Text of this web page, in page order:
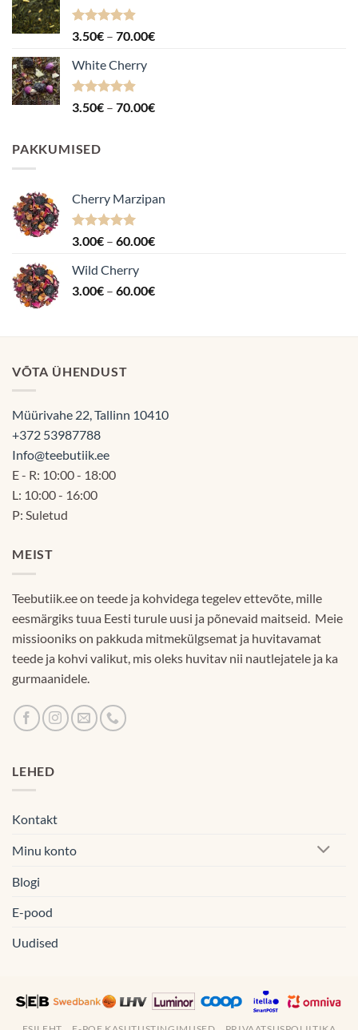
Hinnanguga
3.50€ – 70.00€Hinnavahemik:
White Cherry
Hinnanguga
3.50€ – 70.00€Hinnavahemik:
PAKKUMISED
Cherry Marzipan
Hinnanguga
3.00€ – 60.00€Hinnavahemik:
60.00€
Wild Cherry
3.00€ – 60.00€Hinnavahemik:
60.00€
VÕTA ÜHENDUST
Müürivahe 22, Tallinn 10410
+372 53987788
Info@teebutiik.ee
E - R: 10:00 - 18:00
L: 10:00 - 16:00
P: Suletud
MEIST
Teebutiik.ee on teede ja kohvidega tegelev ettevõte, mille
eesmärgiks tuua Eesti turule uusi ja põnevaid maitseid. Meie
missiooniks on pakkuda mitmekülgsemat ja huvitavamat
teede ja kohvi valikut, mis oleks huvitav nii nautlejatele ja ka
gurmaanidele.
LEHED
Kontakt
Minu konto
Blogi
E-pood
Uudised